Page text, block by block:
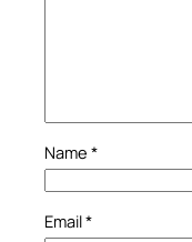
Name *
Email*